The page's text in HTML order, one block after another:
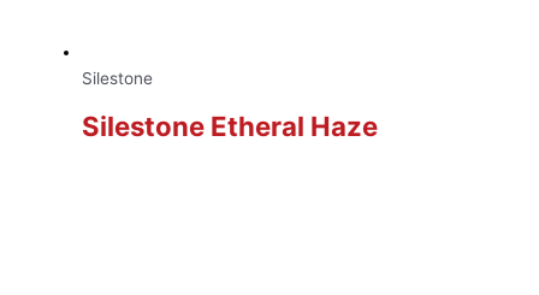
Silestone
Silestone Etheral Haze